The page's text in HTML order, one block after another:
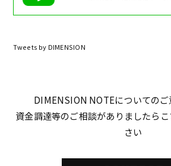
Tweets by DIMENSION
DIMENSION NOTEについての
資金調達等のご相談がありましたら
さい